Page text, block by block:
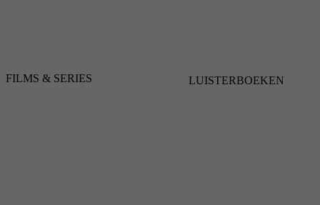
FILMS & SERIES LUISTERBOEKEN